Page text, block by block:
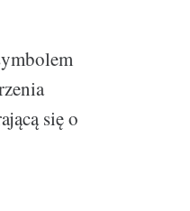
się o